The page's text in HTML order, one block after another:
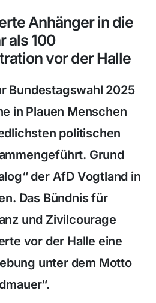
Anhänger in die
als 100
vor der Halle
Bundestagswahl 2025
in Plauen Menschen
politischen
Grund
der AfD Vogtland in
Das Bündnis für
und Zivilcourage
vor der Halle eine
unter dem Motto